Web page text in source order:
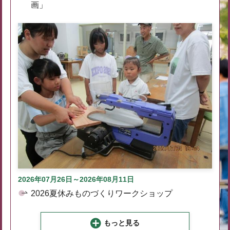
画」
2026年07月26日～2026年08月11日
2026夏休みものづくりワークショップ
もっと見る